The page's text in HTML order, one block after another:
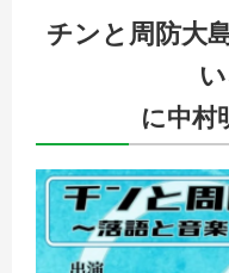
チンと周防大
に中村